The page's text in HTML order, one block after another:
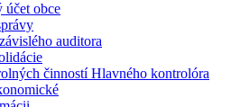
účet obce
auditora
činností Hlavného kontrolóra